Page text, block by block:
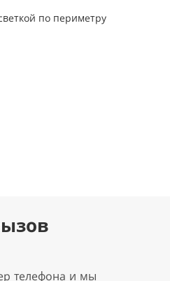
телефона и мы